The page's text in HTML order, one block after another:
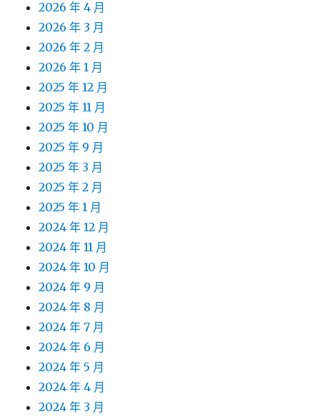
2026 年 4 月
2026 年 3 月
2026 年 2 月
2026 年 1 月
2025 年 12 月
2025 年 11 月
2025 年 10 月
2025 年 9 月
2025 年 3 月
2025 年 2 月
2025 年 1 月
2024 年 12 月
2024 年 11 月
2024 年 10 月
2024 年 9 月
2024 年 8 月
2024 年 7 月
2024 年 6 月
2024 年 5 月
2024 年 4 月
2024 年 3 月